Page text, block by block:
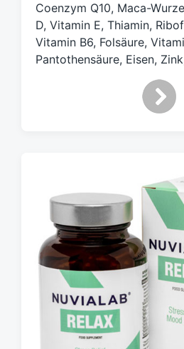
Coenzym Q10, Maca-
D, Vitamin E, Thiamin,
Vitamin B6, Folsäure,
Pantothensäure, Eisen,